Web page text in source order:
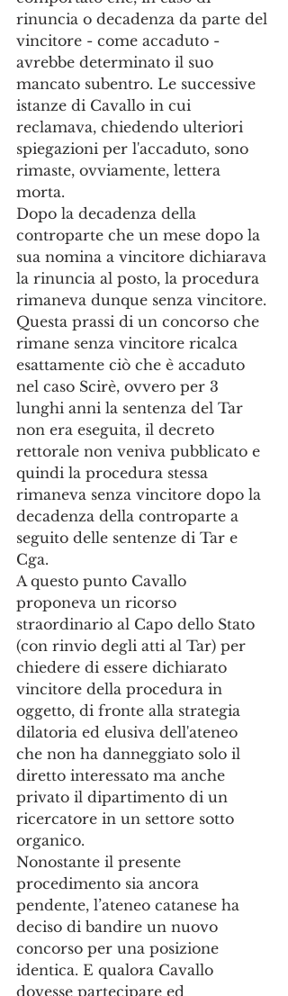
rinuncia o decadenza da parte del
vincitore - come accaduto -
avrebbe determinato il suo
mancato subentro. Le successive
istanze di Cavallo in cui
reclamava, chiedendo ulteriori
spiegazioni per l'accaduto, sono
rimaste, ovviamente, lettera
morta.
Dopo la decadenza della
controparte che un mese dopo la
sua nomina a vincitore dichiarava
la rinuncia al posto, la procedura
rimaneva dunque senza vincitore.
Questa prassi di un concorso che
rimane senza vincitore ricalca
esattamente ciò che è accaduto
nel caso Scirè, ovvero per 3
lunghi anni la sentenza del Tar
non era eseguita, il decreto
rettorale non veniva pubblicato e
quindi la procedura stessa
rimaneva senza vincitore dopo la
decadenza della controparte a
seguito delle sentenze di Tar e
Cga.
A questo punto Cavallo
proponeva un ricorso
straordinario al Capo dello Stato
(con rinvio degli atti al Tar) per
chiedere di essere dichiarato
vincitore della procedura in
oggetto, di fronte alla strategia
dilatoria ed elusiva dell'ateneo
che non ha danneggiato solo il
diretto interessato ma anche
privato il dipartimento di un
ricercatore in un settore sotto
organico.
Nonostante il presente
procedimento sia ancora
pendente, l’ateneo catanese ha
deciso di bandire un nuovo
concorso per una posizione
identica. E qualora Cavallo
dovesse partecipare ed